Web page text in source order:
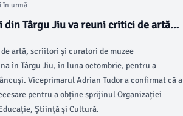
în urmă
din Târgu Jiu va reuni critici de artă
artă, scriitori și curatori de muzee
în Târgu Jiu, în luna octombrie, pentru a
Viceprimarul Adrian Tudor a confirmat că a
pentru a obține sprijinul Organizației
Știință și Cultură.